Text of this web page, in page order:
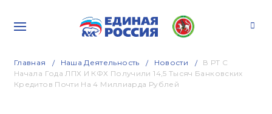
Главная Наша Деятельность Новости
В РТ С
Начала Года ЛПХ И КФХ Получили 14,5 Тысяч Банковских
Кредитов Почти На 4 Миллиарда Рублей